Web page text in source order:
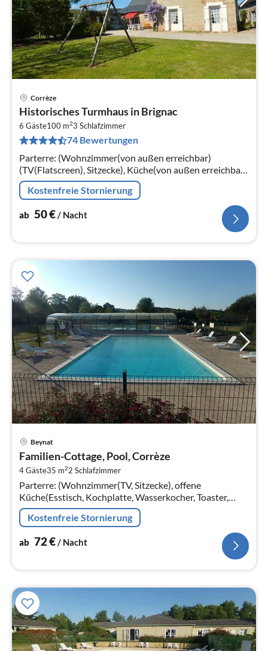
Corrèze
Historisches Turmhaus in Brignac
6 Gäste100 m23 Schlafzimmer
74 Bewertungen
Parterre: (Wohnzimmer(von außen erreichbar)
(TV(Flatscreen), Sitzecke), Küche(von außen erreichbar)
(Wasserkocher, Toaster, Kochherd(Gas),
Kaffeemaschine(Filter)
Kostenfreie Stornierung
ab 50€/ Nacht
Beynat
Familien-Cottage, Pool, Corrèze
4 Gäste35 m22 Schlafzimmer
Parterre: (Wohnzimmer(TV, Sitzecke), offene
Küche(Esstisch, Kochplatte, Wasserkocher, Toaster,
Dunstabzugshaube, Kaffeemaschine, Mikrowelle,
Spülmaschine, Kühl-/Gefrierkombination,...
Kostenfreie Stornierung
ab 72€/ Nacht